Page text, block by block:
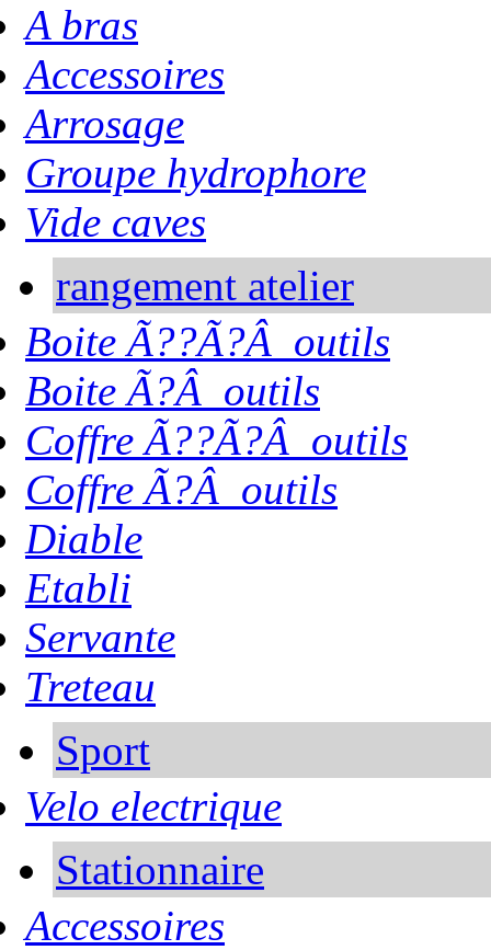
A bras
Accessoires
Arrosage
Groupe hydrophore
Vide caves
rangement atelier
Boite Ã??Ã?Â outils
Boite Ã?Â outils
Coffre Ã??Ã?Â outils
Coffre Ã?Â outils
Diable
Etabli
Servante
Treteau
Sport
Velo electrique
Stationnaire
Accessoires